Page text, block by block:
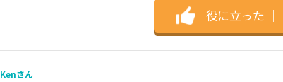
役に立った ｜
Kenさん